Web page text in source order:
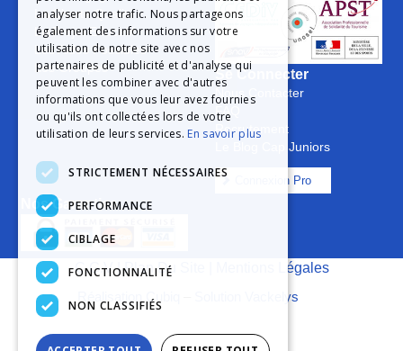
La Charte Qualité
Le Projet Educatif
Les Aides Possibles
Les Groupes
Se Connecter
Nous Contacter
FAQ
Recrutement
Le Blog Cap Juniors
Connexion Pro
Nos Garanties
C.G.V|Plan Du Site
Mentions Légales
Réalisation Cubiq
Solution Vackelys
analyser notre trafic. Nous partageons
également des informations sur votre
utilisation de notre site avec nos
partenaires de publicité et d'analyse qui
peuvent les combiner avec d'autres
informations que vous leur avez fournies
ou qu'ils ont collectées lors de votre
utilisation de leurs services. En savoir plus
STRICTEMENT NÉCESSAIRES
PERFORMANCE
CIBLAGE
FONCTIONNALITÉ
NON CLASSIFIÉS